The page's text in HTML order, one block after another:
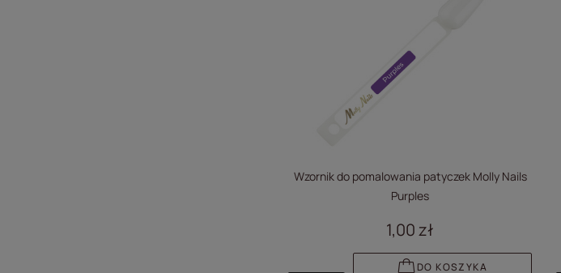
Wzornik do pomalowania patyczek Molly Nails
Purples
1,00 zł
DO KOSZYKA